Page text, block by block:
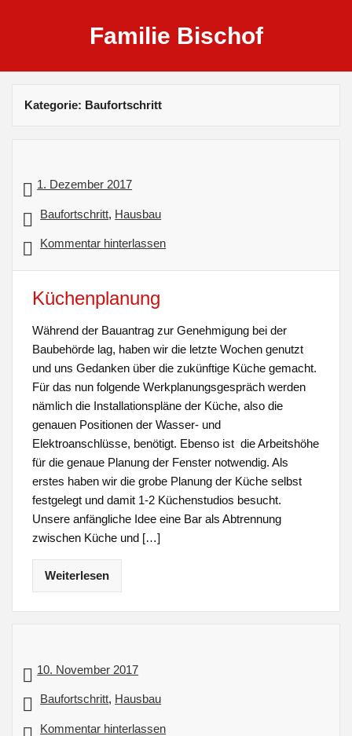
Familie Bischof
Kategorie: Baufortschritt
1. Dezember 2017
Baufortschritt, Hausbau
Kommentar hinterlassen
Küchenplanung
Während der Bauantrag zur Genehmigung bei der
Baubehörde lag, haben wir die letzte Wochen genutzt
und uns Gedanken über die zukünftige Küche gemacht.
Für das nun folgende Werkplanungsgespräch werden
nämlich die Installationspläne der Küche, also die
genauen Positionen der Wasser- und
Elektroanschlüsse, benötigt. Ebenso ist die Arbeitshöhe
für die genaue Planung der Fenster notwendig. Als
erstes haben wir die grobe Planung der Küche selbst
festgelegt und damit 1-2 Küchenstudios besucht.
Unsere anfängliche Idee eine Bar als Abtrennung
zwischen Küche und […]
Weiterlesen
10. November 2017
Baufortschritt, Hausbau
Kommentar hinterlassen